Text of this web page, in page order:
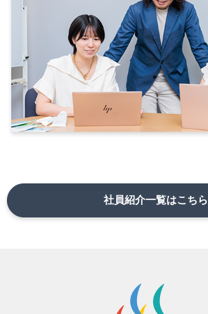
社員紹介一覧はこちら